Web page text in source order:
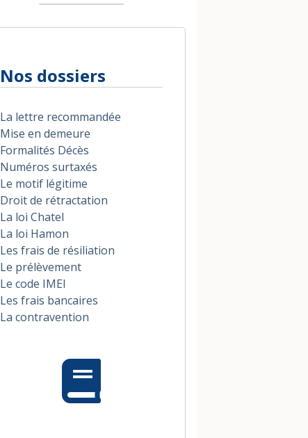
Nos dossiers
La lettre recommandée
Mise en demeure
Formalités Décès
Numéros surtaxés
Le motif légitime
Droit de rétractation
La loi Chatel
La loi Hamon
Les frais de résiliation
Le prélèvement
Le code IMEI
Les frais bancaires
La contravention